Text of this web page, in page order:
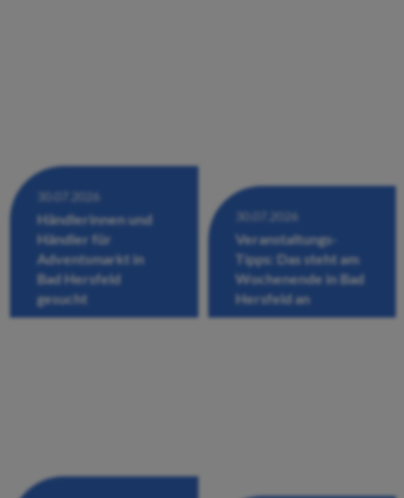
30.07.2026
Händlerinnen und
Händler für
Adventsmarkt in
Bad Hersfeld
gesucht
30.07.2026
Veranstaltungs-
Tipps: Das steht am
Wochenende in Bad
Hersfeld an